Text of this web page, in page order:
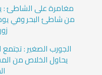
مغامرة على الشاطئ :
من شاطئ البحر وفي
الجورب الصغير :
يحاول الخلاص من